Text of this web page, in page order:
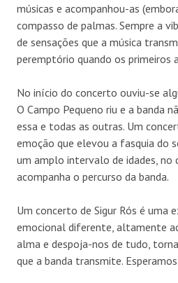
músicas e acompanhou-as
compasso de palmas. Sempre a
de sensações que a música
peremptório quando os primeiros
No início do concerto ouviu-se
O Campo Pequeno riu e a banda
essa e todas as outras. Um
emoção que elevou a fasquia do
um amplo intervalo de idades, no
acompanha o percurso da banda.
Um concerto de Sigur Rós é uma
emocional diferente, altamente
alma e despoja-nos de tudo,
que a banda transmite.